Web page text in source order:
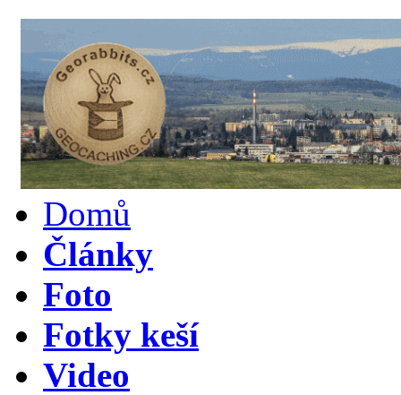
Domů
Články
Foto
Fotky keší
Video